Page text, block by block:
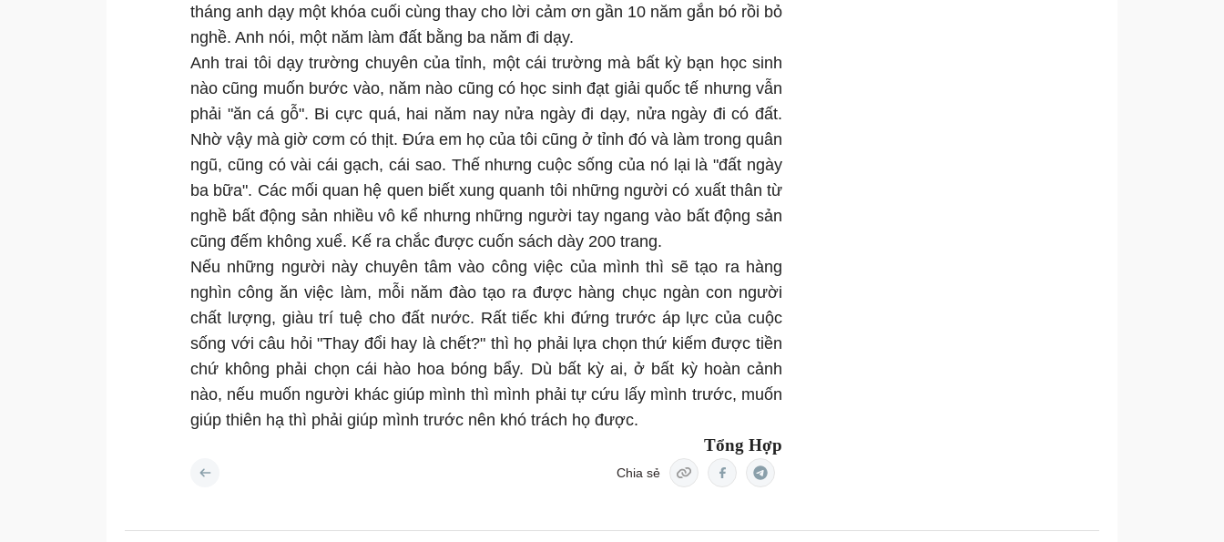
tháng anh dạy một khóa cuối cùng thay cho lời cảm ơn gần 10 năm gắn bó rồi bỏ
nghề. Anh nói, một năm làm đất bằng ba năm đi dạy.
Anh trai tôi dạy trường chuyên của tỉnh, một cái trường mà bất kỳ bạn học sinh
nào cũng muốn bước vào, năm nào cũng có học sinh đạt giải quốc tế nhưng vẫn
phải "ăn cá gỗ". Bi cực quá, hai năm nay nửa ngày đi dạy, nửa ngày đi có đất.
Nhờ vậy mà giờ cơm có thịt. Đứa em họ của tôi cũng ở tỉnh đó và làm trong quân
ngũ, cũng có vài cái gạch, cái sao. Thế nhưng cuộc sống của nó lại là "đất ngày
ba bữa". Các mối quan hệ quen biết xung quanh tôi những người có xuất thân từ
nghề bất động sản nhiều vô kể nhưng những người tay ngang vào bất động sản
cũng đếm không xuể. Kế ra chắc được cuốn sách dày 200 trang.
Nếu những người này chuyên tâm vào công việc của mình thì sẽ tạo ra hàng
nghìn công ăn việc làm, mỗi năm đào tạo ra được hàng chục ngàn con người
chất lượng, giàu trí tuệ cho đất nước. Rất tiếc khi đứng trước áp lực của cuộc
sống với câu hỏi "Thay đổi hay là chết?" thì họ phải lựa chọn thứ kiếm được tiền
chứ không phải chọn cái hào hoa bóng bẩy. Dù bất kỳ ai, ở bất kỳ hoàn cảnh
nào, nếu muốn người khác giúp mình thì mình phải tự cứu lấy mình trước, muốn
giúp thiên hạ thì phải giúp mình trước nên khó trách họ được.
Tổng Hợp
Chia sẻ